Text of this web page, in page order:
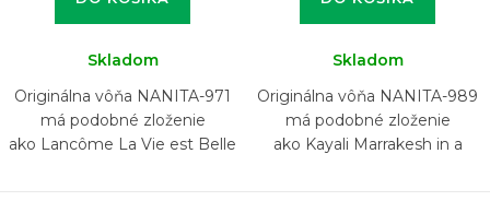
Skladom
Originálna vôňa NANITA-971
má podobné zloženie
ako Lancôme La Vie est Belle
Skladom
Originálna vôňa NANITA-989
má podobné zloženie
ako Kayali Marrakesh in a